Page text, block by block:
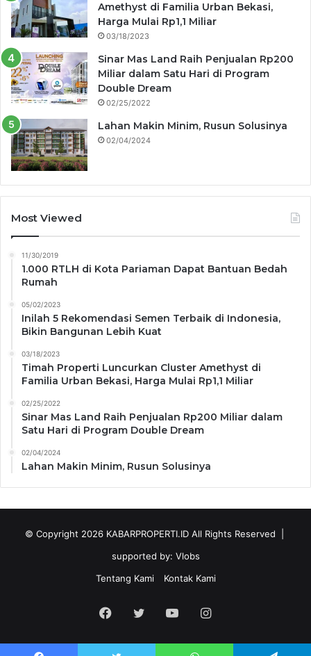
Amethyst di Familia Urban Bekasi,
Harga Mulai Rp1,1 Miliar
03/18/2023
Sinar Mas Land Raih Penjualan Rp200
Miliar dalam Satu Hari di Program
Double Dream
02/25/2022
Lahan Makin Minim, Rusun Solusinya
02/04/2024
Most Viewed
11/30/2019
1.000 RTLH di Kota Pariaman Dapat Bantuan Bedah
Rumah
05/02/2023
Inilah 5 Rekomendasi Semen Terbaik di Indonesia,
Bikin Bangunan Lebih Kuat
03/18/2023
Timah Properti Luncurkan Cluster Amethyst di
Familia Urban Bekasi, Harga Mulai Rp1,1 Miliar
02/25/2022
Sinar Mas Land Raih Penjualan Rp200 Miliar dalam
Satu Hari di Program Double Dream
02/04/2024
Lahan Makin Minim, Rusun Solusinya
© Copyright 2026 KABARPROPERTI.IDAll Rights Reserved |
supported by: Vlobs
Tentang Kami
Kontak Kami
Facebook
TwitterYouTubeInstagram